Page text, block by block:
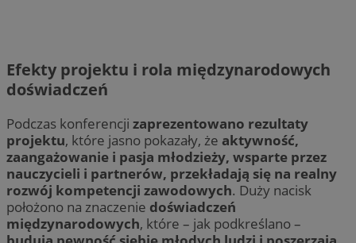
Efekty projektu i rola międzynarodowych
doświadczeń
Podczas konferencji zaprezentowano rezultaty
projektu, które jasno pokazały, że aktywność,
zaangażowanie i pasja młodzieży, wsparte przez
nauczycieli i partnerów, przekładają się na realny
rozwój kompetencji zawodowych. Duży nacisk
położono na znaczenie doświadczeń
międzynarodowych, które – jak podkreślano –